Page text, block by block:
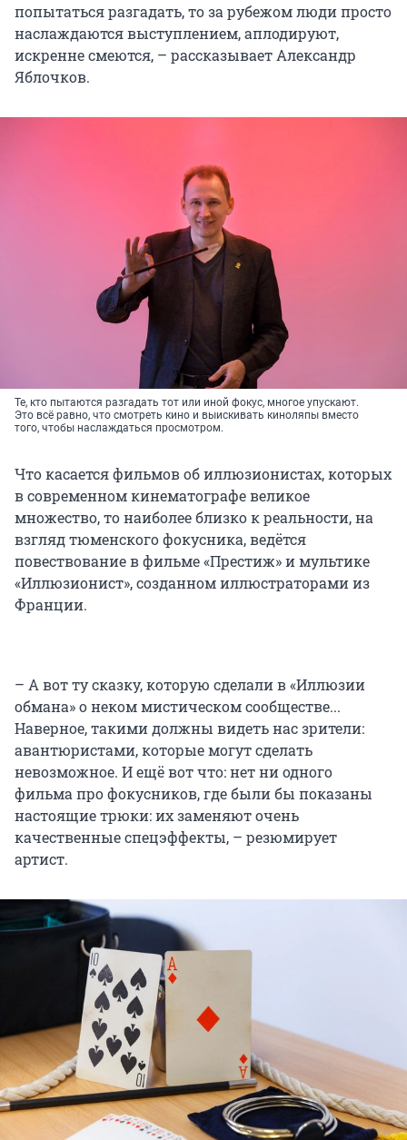
попытаться разгадать, то за рубежом люди просто
наслаждаются выступлением, аплодируют,
искренне смеются, – рассказывает Александр
Яблочков.
Те, кто пытаются разгадать тот или иной фокус, многое упускают.
Это всё равно, что смотреть кино и выискивать киноляпы вместо
того, чтобы наслаждаться просмотром.
Что касается фильмов об иллюзионистах, которых
в современном кинематографе великое
множество, то наиболее близко к реальности, на
взгляд тюменского фокусника, ведётся
повествование в фильме «Престиж» и мультике
«Иллюзионист», созданном иллюстраторами из
Франции.
– А вот ту сказку, которую сделали в «Иллюзии
обмана» о неком мистическом сообществе...
Наверное, такими должны видеть нас зрители:
авантюристами, которые могут сделать
невозможное. И ещё вот что: нет ни одного
фильма про фокусников, где были бы показаны
настоящие трюки: их заменяют очень
качественные спецэффекты, – резюмирует
артист.